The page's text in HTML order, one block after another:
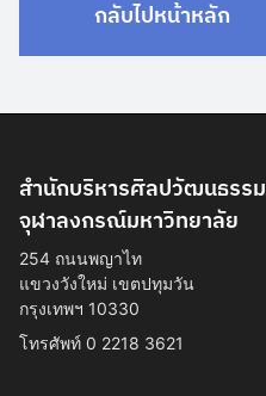
กลับไปหน้าหลัก
สำนักบริหารศิลปวัฒนธรรม
จุฬาลงกรณ์มหาวิทยาลัย
254 ถนนพญาไท
แขวงวังใหม่ เขตปทุมวัน
กรุงเทพฯ 10330
โทรศัพท์ 0 2218 3621